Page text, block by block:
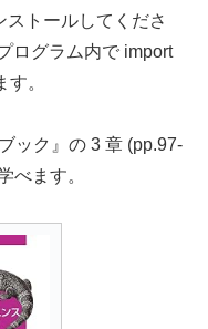
ストールしてくださ
ログラム内で import
。
ック』の 3 章 (pp.97-
べます。